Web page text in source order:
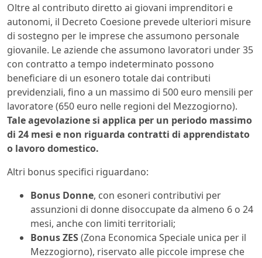
Oltre al contributo diretto ai giovani imprenditori e
autonomi, il Decreto Coesione prevede ulteriori misure
di sostegno per le imprese che assumono personale
giovanile. Le aziende che assumono lavoratori under 35
con contratto a tempo indeterminato possono
beneficiare di un esonero totale dai contributi
previdenziali, fino a un massimo di 500 euro mensili per
lavoratore (650 euro nelle regioni del Mezzogiorno).
Tale agevolazione si applica per un periodo massimo
di 24 mesi e non riguarda contratti di apprendistato
o lavoro domestico.
Altri bonus specifici riguardano:
Bonus Donne, con esoneri contributivi per
assunzioni di donne disoccupate da almeno 6 o 24
mesi, anche con limiti territoriali;
Bonus ZES(Zona Economica Speciale unica per il
Mezzogiorno), riservato alle piccole imprese che